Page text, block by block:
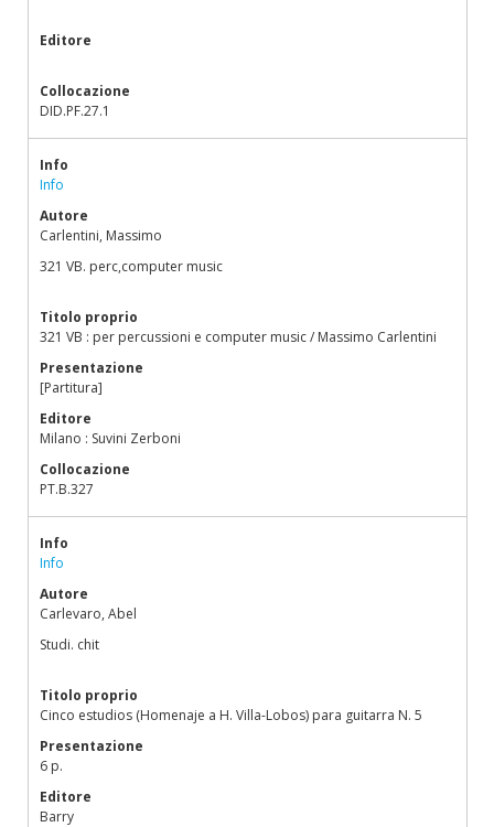
Editore
Collocazione
DID.PF.27.1
Info
Info
Autore
Carlentini, Massimo
321 VB. perc,computer music
Titolo proprio
321 VB : per percussioni e computer music / Massimo Carlentini
Presentazione
[Partitura]
Editore
Milano : Suvini Zerboni
Collocazione
PT.B.327
Info
Info
Autore
Carlevaro, Abel
Studi. chit
Titolo proprio
Cinco estudios (Homenaje a H. Villa-Lobos) para guitarra N. 5
Presentazione
6 p.
Editore
Barry